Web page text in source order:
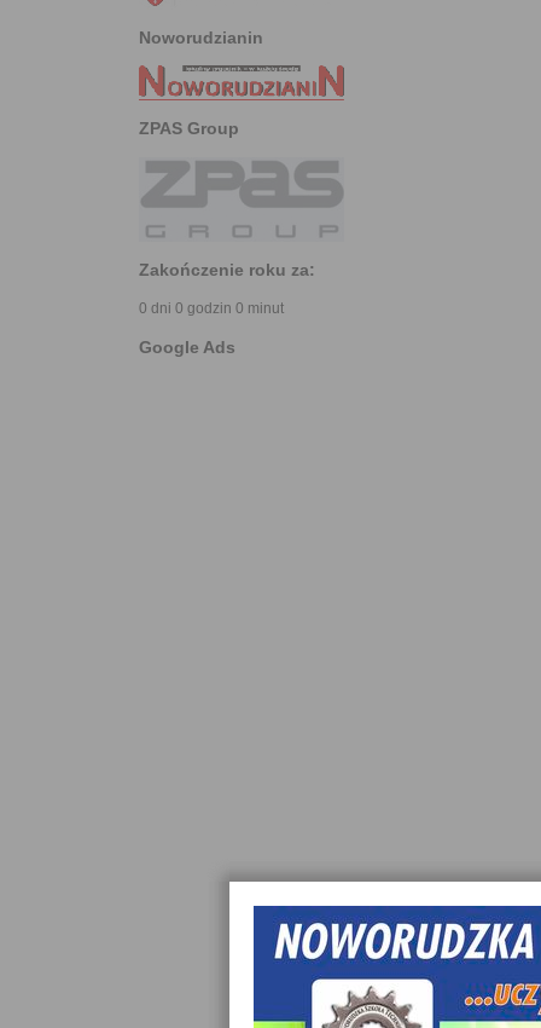
Noworudzianin
ZPAS Group
Zakończenie roku za:
0 dni 0 godzin 0 minut
Google Ads